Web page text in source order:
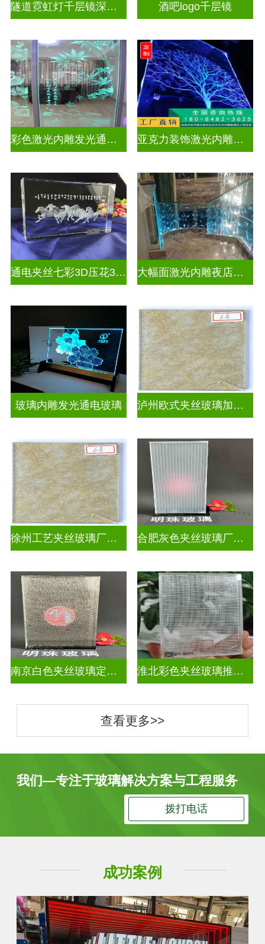
隧道霓虹灯千层镜深渊镜 酒吧logo千层镜
彩色激光内雕发光通电玻璃 亚克力装饰激光内雕屏风
通电夹丝七彩3D压花3D激光内雕玻璃 大幅面激光内雕夜店餐厅装饰
玻璃内雕发光通电玻璃 泸州欧式夹丝玻璃加工店
徐州工艺夹丝玻璃厂家联系电话 合肥灰色夹丝玻璃厂家联系电话
南京白色夹丝玻璃定制厂 淮北彩色夹丝玻璃推荐货源
查看更多>>
我们—专注于玻璃解决方案与工程服务
拨打电话
成功案例